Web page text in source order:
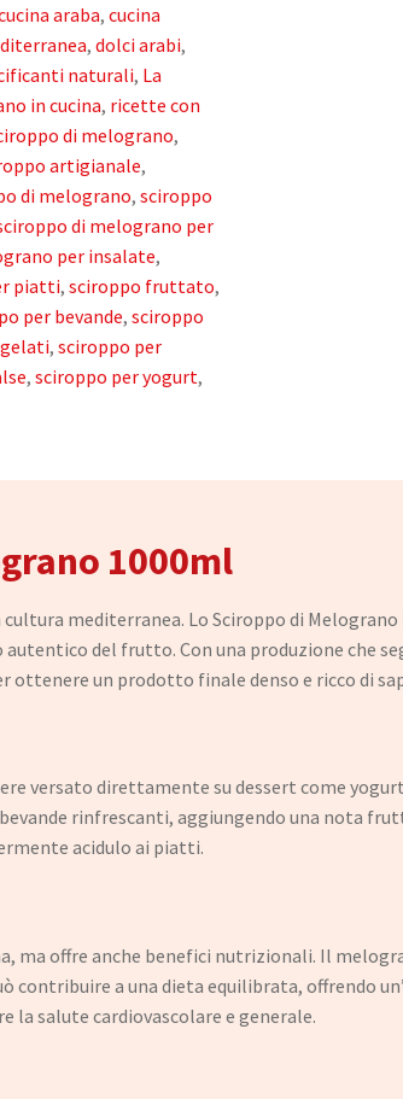
araba, cucina
, dolci arabi,
naturali, La
in cucina, ricette con
di melograno,
artigianale,
di melograno, sciroppo
di melograno per
per insalate,
piatti, sciroppo fruttato,
per bevande, sciroppo
, sciroppo per
, sciroppo per yogurt,
1000ml
mediterranea. Lo Sciroppo di
del frutto. Con una produzione che
ottenere un prodotto finale denso e ricco di
versato direttamente su dessert come
rinfrescanti, aggiungendo una nota
acidulo ai piatti.
ma offre anche benefici nutrizionali. Il
contribuire a una dieta equilibrata, offrendo
salute cardiovascolare e generale.